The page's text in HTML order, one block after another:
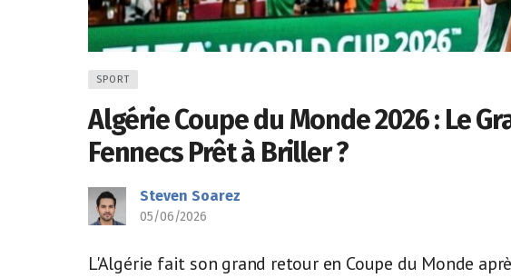
SPORT
Algérie Coupe du Monde 2026 : Le
Fennecs Prêt à Briller ?
Steven Soarez
05/06/2026
L'Algérie fait son grand retour en Coupe du Monde